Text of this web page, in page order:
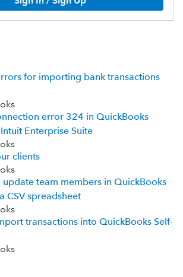
for importing bank transactions
error 324 in QuickBooks
Enterprise Suite
clients
team members in QuickBooks
CSV spreadsheet
transactions into QuickBooks Self-